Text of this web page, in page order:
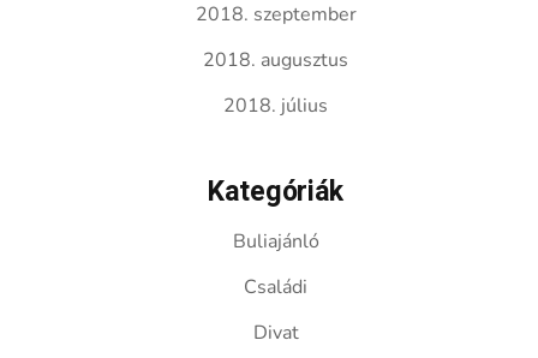
2018. szeptember
2018. augusztus
2018. július
Kategóriák
Buliajánló
Családi
Divat